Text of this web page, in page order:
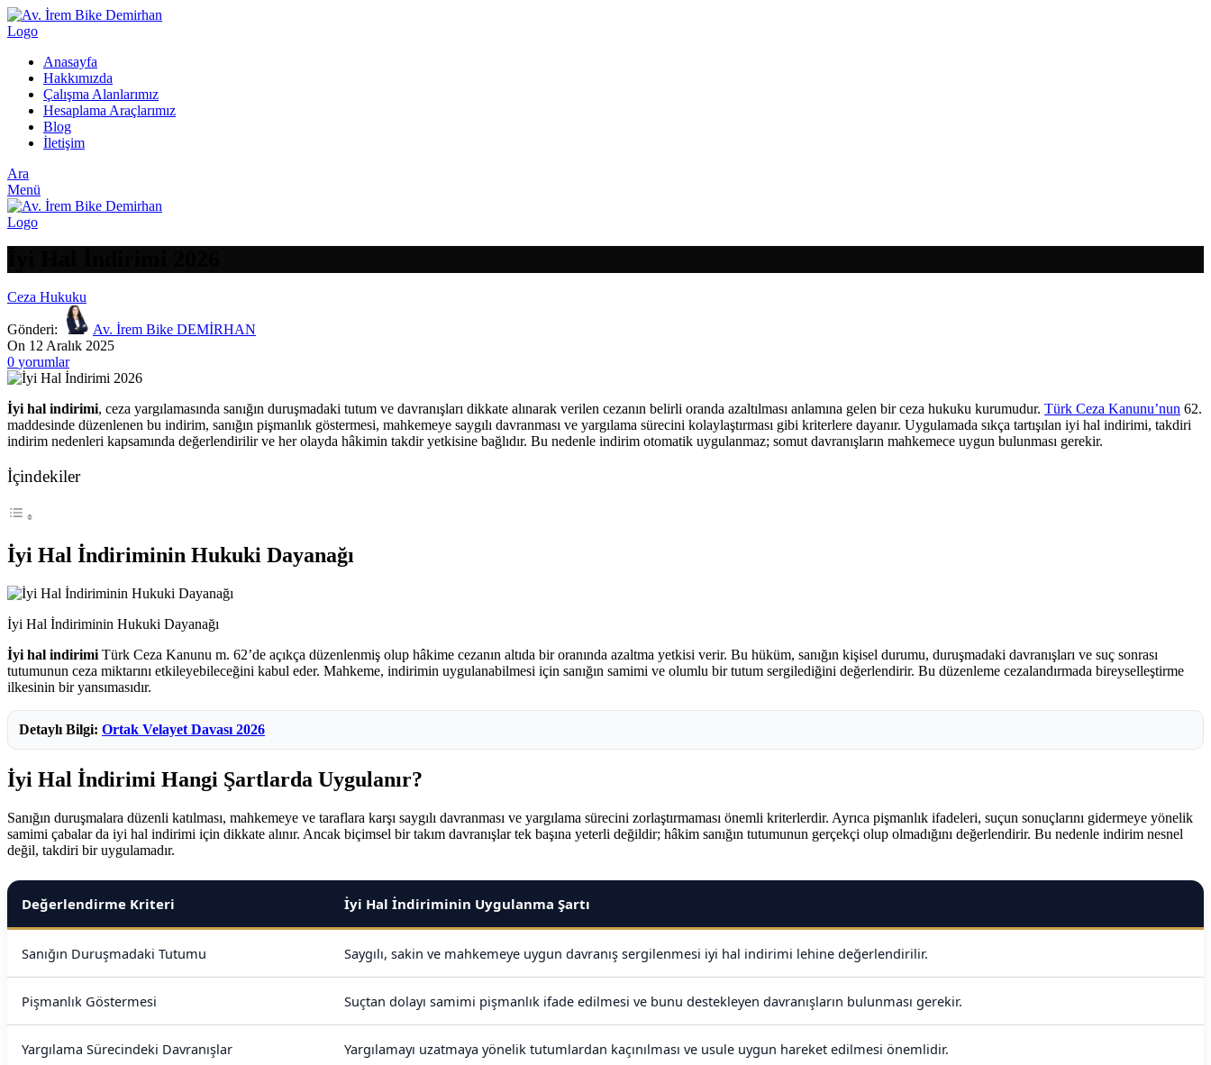
Anasayfa
Hakkımızda
Çalışma Alanlarımız
Hesaplama Araçlarımız
Blog
İletişim
Ara
Menü
Ceza Hukuku
Gönderi:
Av. İrem Bike DEMİRHAN
On 12 Aralık 2025
0 yorumlar
İyi hal indirimi, ceza yargılamasında sanığın duruşmadaki tutum ve davranışları dikkate alınarak verilen cezanın belirli oranda azaltılması anlamına gelen bir ceza hukuku kurumudur. Türk Ceza Kanunu’nun 62.
maddesinde düzenlenen bu indirim, sanığın pişmanlık göstermesi, mahkemeye saygılı davranması ve yargılama sürecini kolaylaştırması gibi kriterlere dayanır. Uygulamada sıkça tartışılan iyi hal indirimi, takdiri
indirim nedenleri kapsamında değerlendirilir ve her olayda hâkimin takdir yetkisine bağlıdır. Bu nedenle indirim otomatik uygulanmaz; somut davranışların mahkemece uygun bulunması gerekir.
İçindekiler
İyi Hal İndiriminin Hukuki Dayanağı
İyi Hal İndiriminin Hukuki Dayanağı
İyi hal indirimi Türk Ceza Kanunu m. 62’de açıkça düzenlenmiş olup hâkime cezanın altıda bir oranında azaltma yetkisi verir. Bu hüküm, sanığın kişisel durumu, duruşmadaki davranışları ve suç sonrası
tutumunun ceza miktarını etkileyebileceğini kabul eder. Mahkeme, indirimin uygulanabilmesi için sanığın samimi ve olumlu bir tutum sergilediğini değerlendirir. Bu düzenleme cezalandırmada bireyselleştirme
ilkesinin bir yansımasıdır.
Detaylı Bilgi: Ortak Velayet Davası 2026
İyi Hal İndirimi Hangi Şartlarda Uygulanır?
Sanığın duruşmalara düzenli katılması, mahkemeye ve taraflara karşı saygılı davranması ve yargılama sürecini zorlaştırmaması önemli kriterlerdir. Ayrıca pişmanlık ifadeleri, suçun sonuçlarını gidermeye yönelik
samimi çabalar da iyi hal indirimi için dikkate alınır. Ancak biçimsel bir takım davranışlar tek başına yeterli değildir; hâkim sanığın tutumunun gerçekçi olup olmadığını değerlendirir. Bu nedenle indirim nesnel
değil, takdiri bir uygulamadır.
Değerlendirme Kriteri İyi Hal İndiriminin Uygulanma Şartı
Sanığın Duruşmadaki Tutumu Saygılı, sakin ve mahkemeye uygun davranış sergilenmesi iyi hal indirimi lehine değerlendirilir.
Pişmanlık Göstermesi Suçtan dolayı samimi pişmanlık ifade edilmesi ve bunu destekleyen davranışların bulunması gerekir.
Yargılama Sürecindeki Davranışlar Yargılamayı uzatmaya yönelik tutumlardan kaçınılması ve usule uygun hareket edilmesi önemlidir.